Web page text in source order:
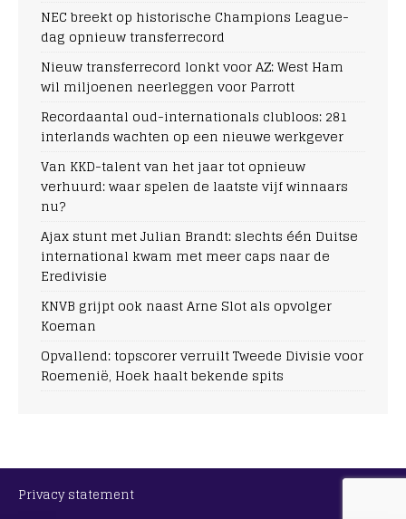
NEC breekt op historische Champions League-
dag opnieuw transferrecord
Nieuw transferrecord lonkt voor AZ: West Ham
wil miljoenen neerleggen voor Parrott
Recordaantal oud-internationals clubloos: 281
interlands wachten op een nieuwe werkgever
Van KKD-talent van het jaar tot opnieuw
verhuurd: waar spelen de laatste vijf winnaars
nu?
Ajax stunt met Julian Brandt: slechts één Duitse
international kwam met meer caps naar de
Eredivisie
KNVB grijpt ook naast Arne Slot als opvolger
Koeman
Opvallend: topscorer verruilt Tweede Divisie voor
Roemenië, Hoek haalt bekende spits
Privacy statement